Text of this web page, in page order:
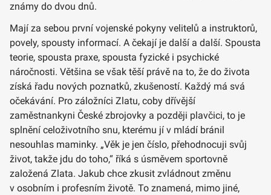
známy do dvou dnů.
Mají za sebou první vojenské pokyny velitelů a instruktorů,
povely, spousty informací. A čekají je další a další. Spousta
teorie, spousta praxe, spousta fyzické i psychické
náročnosti. Většina se však těší právě na to, že do života
získá řadu nových poznatků, zkušeností. Každý má svá
očekávání. Pro záložníci Zlatu, coby dřívější
zaměstnankyni České zbrojovky a později plavčici, to je
splnění celoživotního snu, kterému jí v mládí bránil
nesouhlas maminky. „Věk je jen číslo, přehodnocuji svůj
život, takže jdu do toho,“ říká s úsměvem sportovně
založená Zlata. Jakub chce zkusit zvládnout změnu
v osobním i profesním životě. To znamená, mimo jiné,